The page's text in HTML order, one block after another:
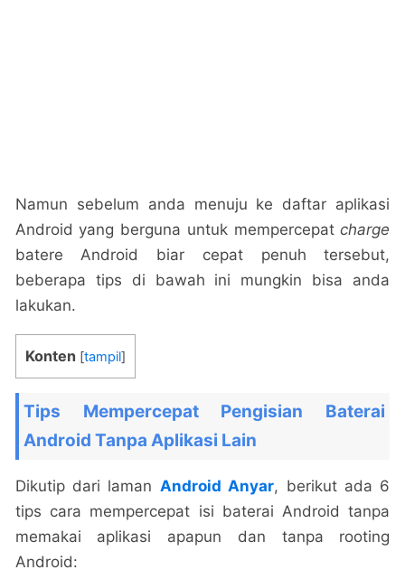
Namun sebelum anda menuju ke daftar aplikasi
Android yang berguna untuk mempercepatcharge
batere Android biar cepat penuh tersebut,
beberapa tips di bawah ini mungkin bisa anda
lakukan.
Konten [tampil]
Tips Mempercepat Pengisian Baterai
Android Tanpa Aplikasi Lain
Dikutip dari laman Android Anyar, berikut ada 6
tips cara mempercepat isi baterai Android tanpa
memakai aplikasi apapun dan tanpa rooting
Android: